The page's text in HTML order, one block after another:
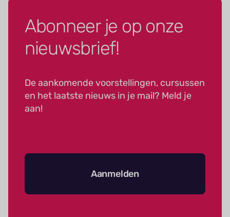
Abonneer je op onze
nieuwsbrief!
De aankomende voorstellingen, cursussen
en het laatste nieuws in je mail? Meld je
aan!
Aanmelden